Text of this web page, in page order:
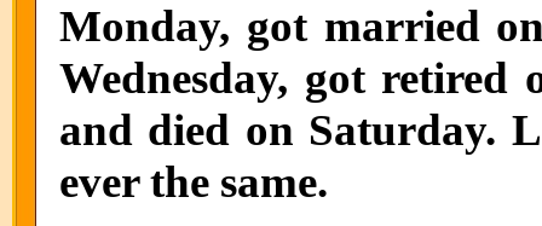
Monday, got married
Wednesday, got
and died on Saturday.
ever the same.